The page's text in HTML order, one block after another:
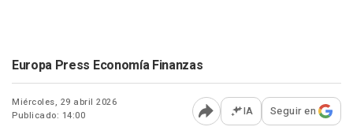
Europa Press Economía Finanzas
Miércoles, 29 abril 2026
Publicado: 14:00
Abrir opciones para
IA Seguir en